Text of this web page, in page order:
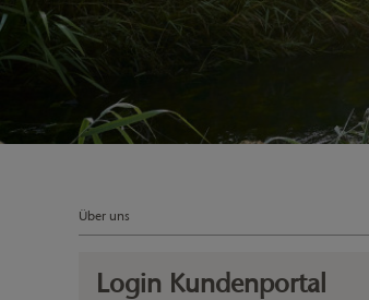
Über uns
Login Kundenportal